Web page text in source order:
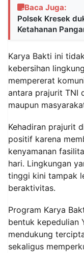
Baca Juga:
Polsek Kresek
Ketahanan
Karya Bakti ini
kebersihan
mempererat
antara prajurit TNI
maupun
Kehadiran prajurit
positif karena
kenyamanan
hari. Lingkungan
tinggi kini tampak
beraktivitas.
Program Karya
bentuk kepedulian
mendukung
sekaligus